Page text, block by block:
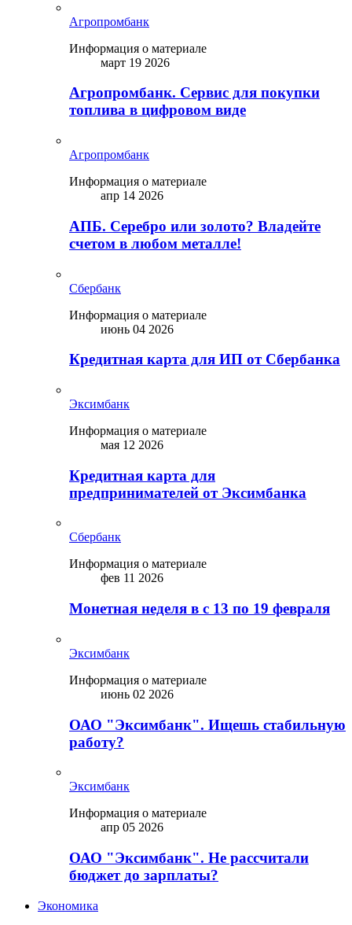
Агропромбанк
Информация о материале
март 19 2026
Агропромбанк. Сервис для покупки
топлива в цифровом виде
Агропромбанк
Информация о материале
апр 14 2026
АПБ. Серебро или золото? Владейте
счетом в любом металле!
Сбербанк
Информация о материале
июнь 04 2026
Кредитная карта для ИП от Сбербанка
Эксимбанк
Информация о материале
мая 12 2026
Кредитная карта для
предпринимателей от Эксимбанка
Сбербанк
Информация о материале
фев 11 2026
Монетная неделя в с 13 по 19 февраля
Эксимбанк
Информация о материале
июнь 02 2026
ОАО "Эксимбанк". Ищешь стабильную
работу?
Эксимбанк
Информация о материале
апр 05 2026
ОАО "Эксимбанк". Не рассчитали
бюджет до зарплаты?
Экономика